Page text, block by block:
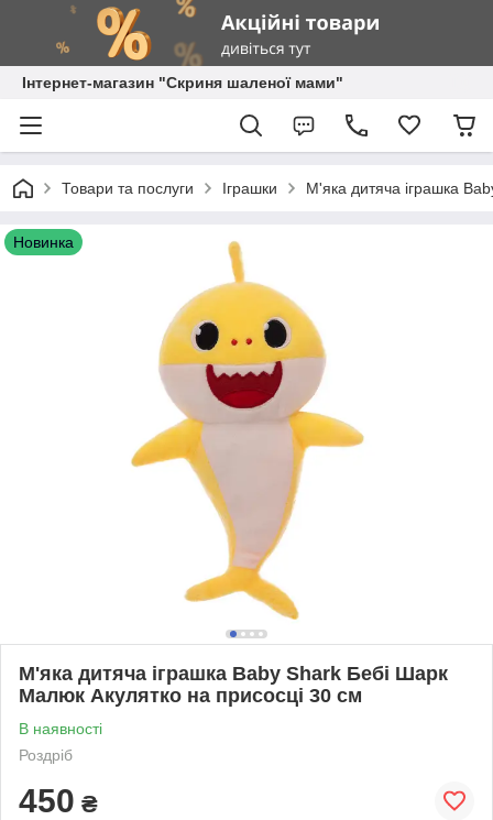
Інтернет-магазин "Скриня шаленої мами"
Товари та послуги Іграшки М'яка дитяча іграшка
Новинка
М'яка дитяча іграшка Baby Shark Бебі Шарк
Малюк Акулятко на присосці 30 см
В наявності
Роздріб
450 ₴